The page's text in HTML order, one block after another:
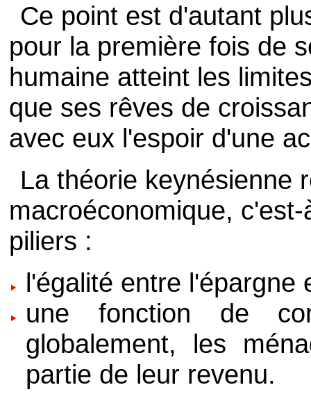
Ce point est d'autant
pour la première fois de
humaine atteint les
que ses rêves de
avec eux l'espoir d'une
La théorie keynésienne
macroéconomique,
piliers :
l'égalité entre l'épargne
une fonction de
globalement, les
partie de leur revenu.